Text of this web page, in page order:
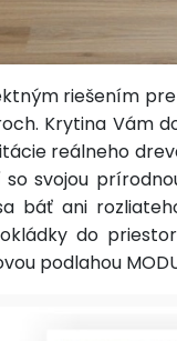
riešením
Krytina Vám
reálneho
svojou
báť ani
do
podlahou